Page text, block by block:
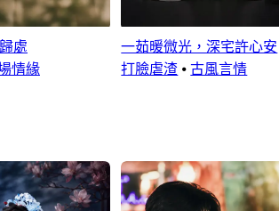
處
情緣
一茹暖微光，深宅許心安
打臉虐渣 ⦁古風言情